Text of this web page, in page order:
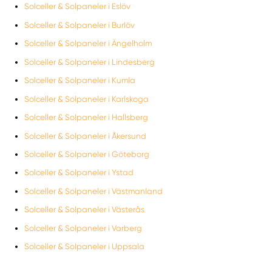
Solceller & Solpaneler i Eslöv
Solceller & Solpaneler i Burlöv
Solceller & Solpaneler i Ängelholm
Solceller & Solpaneler i Lindesberg
Solceller & Solpaneler i Kumla
Solceller & Solpaneler i Karlskoga
Solceller & Solpaneler i Hallsberg
Solceller & Solpaneler i Åkersund
Solceller & Solpaneler i Göteborg
Solceller & Solpaneler i Ystad
Solceller & Solpaneler i Västmanland
Solceller & Solpaneler i Västerås
Solceller & Solpaneler i Varberg
Solceller & Solpaneler i Uppsala